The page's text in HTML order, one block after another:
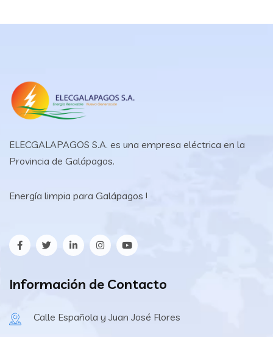
ELECGALAPAGOS S.A. es una empresa eléctrica en la
Provincia de Galápagos.
Energía limpia para Galápagos !
Información de Contacto
Calle Española y Juan José Flores